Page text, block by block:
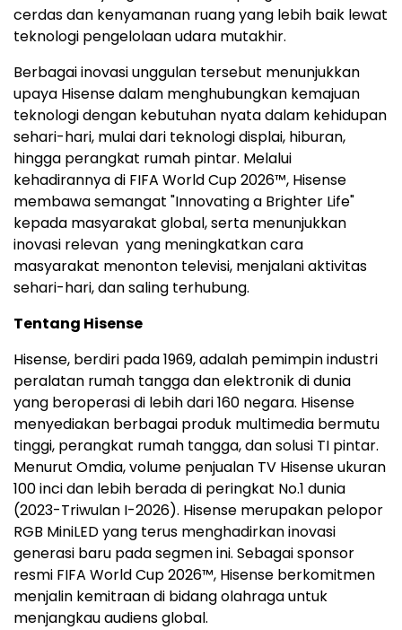
cerdas dan kenyamanan ruang yang lebih baik lewat
teknologi pengelolaan udara mutakhir.
Berbagai inovasi unggulan tersebut menunjukkan
upaya Hisense dalam menghubungkan kemajuan
teknologi dengan kebutuhan nyata dalam kehidupan
sehari-hari, mulai dari teknologi displai, hiburan,
hingga perangkat rumah pintar. Melalui
kehadirannya di FIFA World Cup 2026™, Hisense
membawa semangat "Innovating a Brighter Life"
kepada masyarakat global, serta menunjukkan
inovasi relevan yang meningkatkan cara
masyarakat menonton televisi, menjalani aktivitas
sehari-hari, dan saling terhubung.
Tentang Hisense
Hisense, berdiri pada 1969, adalah pemimpin industri
peralatan rumah tangga dan elektronik di dunia
yang beroperasi di lebih dari 160 negara. Hisense
menyediakan berbagai produk multimedia bermutu
tinggi, perangkat rumah tangga, dan solusi TI pintar.
Menurut Omdia, volume penjualan TV Hisense ukuran
100 inci dan lebih berada di peringkat No.1 dunia
(2023-Triwulan I-2026). Hisense merupakan pelopor
RGB MiniLED yang terus menghadirkan inovasi
generasi baru pada segmen ini. Sebagai sponsor
resmi FIFA World Cup 2026™, Hisense berkomitmen
menjalin kemitraan di bidang olahraga untuk
menjangkau audiens global.